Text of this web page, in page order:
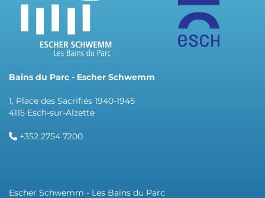
Bains du Parc - Escher Schwemm
1, Place des Sacrifiés 1940-1945
4115 Esch-sur-Alzette
+352 2754 7200
Escher Schwemm - Les Bains du Parc